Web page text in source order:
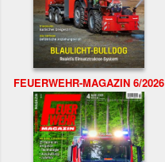
FEUERWEHR-MAGAZIN 6/2026